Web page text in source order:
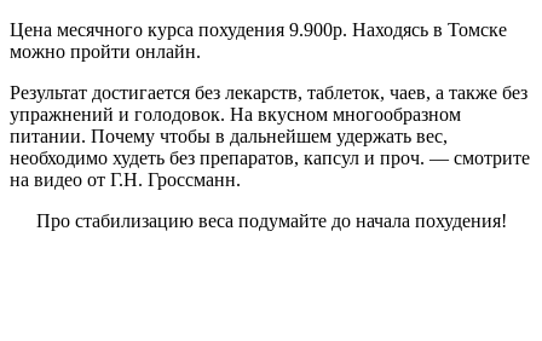
Цена месячного курса похудения 9.900р. Находясь в Томске
можно пройти онлайн.
Результат достигается без лекарств, таблеток, чаев, а также без
упражнений и голодовок. На вкусном многообразном
питании. Почему чтобы в дальнейшем удержать вес,
необходимо худеть без препаратов, капсул и проч. — смотрите
на видео от Г.Н. Гроссманн.
Про стабилизацию веса подумайте до начала похудения!